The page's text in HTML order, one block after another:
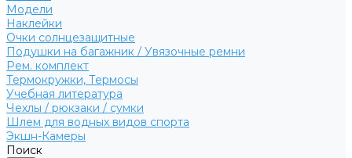
Модели
Наклейки
Очки солнцезащитные
Подушки на багажник / Увязочные ремни
Рем. комплект
Термокружки, Термосы
Учебная литература
Чехлы / рюкзаки / сумки
Шлем для водных видов спорта
Экшн-Камеры
Поиск